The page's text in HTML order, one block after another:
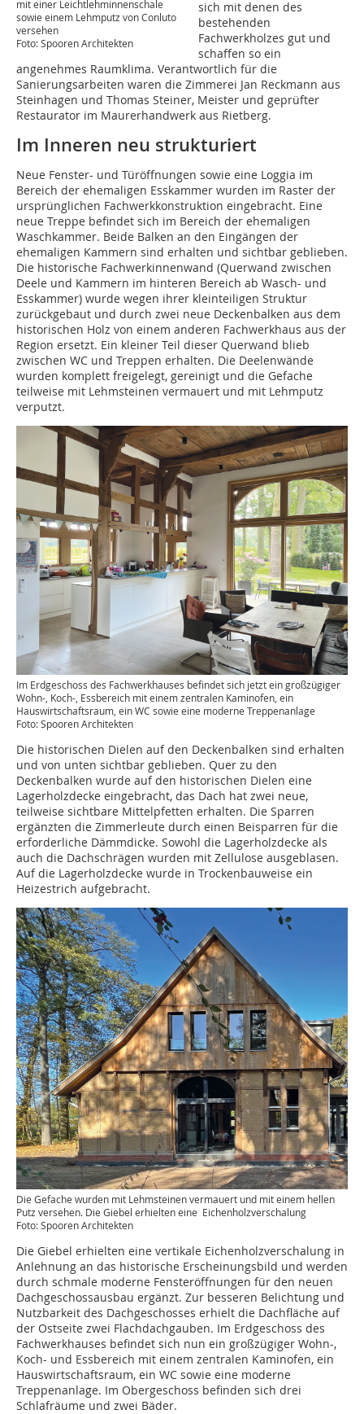
mit einer Leichtlehminnenschale
sowie einem Lehmputz von Conluto
versehen
Foto: Spooren Architekten
sich mit denen des
bestehenden
Fachwerkholzes gut und
schaffen so ein
angenehmes Raumklima. Verantwortlich für die
Sanierungsarbeiten waren die Zimmerei Jan Reckmann aus
Steinhagen und Thomas Steiner, Meister und geprüfter
Restaurator im Maurerhandwerk aus Rietberg.
Im Inneren neu strukturiert
Neue Fenster- und Türöffnungen sowie eine Loggia im
Bereich der ehemaligen Esskammer wurden im Raster der
ursprünglichen Fachwerkkonstruktion eingebracht. Eine
neue Treppe befindet sich im Bereich der ehemaligen
Waschkammer. Beide Balken an den Eingängen der
ehemaligen Kammern sind erhalten und sichtbar geblieben.
Die historische Fachwerkinnenwand (Querwand zwischen
Deele und Kammern im hinteren Bereich ab Wasch- und
Esskammer) wurde wegen ihrer kleinteiligen Struktur
zurückgebaut und durch zwei neue Deckenbalken aus dem
historischen Holz von einem anderen Fachwerkhaus aus der
Region ersetzt. Ein kleiner Teil dieser Querwand blieb
zwischen WC und Treppen erhalten. Die Deelenwände
wurden komplett freigelegt, gereinigt und die Gefache
teilweise mit Lehmsteinen vermauert und mit Lehmputz
verputzt.
Im Erdgeschoss des Fachwerkhauses befindet sich jetzt ein großzügiger
Wohn-, Koch-, Essbereich mit einem zentralen Kaminofen, ein
Hauswirtschaftsraum, ein WC sowie eine moderne Treppenanlage
Foto: Spooren Architekten
Die historischen Dielen auf den Deckenbalken sind erhalten
und von unten sichtbar geblieben. Quer zu den
Deckenbalken wurde auf den historischen Dielen eine
Lagerholzdecke eingebracht, das Dach hat zwei neue,
teilweise sichtbare Mittelpfetten erhalten. Die Sparren
ergänzten die Zimmerleute durch einen Beisparren für die
erforderliche Dämmdicke. Sowohl die Lagerholzdecke als
auch die Dachschrägen wurden mit Zellulose ausgeblasen.
Auf die Lagerholzdecke wurde in Trockenbauweise ein
Heizestrich aufgebracht.
Die Gefache wurden mit Lehmsteinen vermauert und mit einem hellen
Putz versehen. Die Giebel erhielten eine Eichenholzverschalung
Foto: Spooren Architekten
Die Giebel erhielten eine vertikale Eichenholzverschalung in
Anlehnung an das historische Erscheinungsbild und werden
durch schmale moderne Fensteröffnungen für den neuen
Dachgeschossausbau ergänzt. Zur besseren Belichtung und
Nutzbarkeit des Dachgeschosses erhielt die Dachfläche auf
der Ostseite zwei Flachdachgauben. Im Erdgeschoss des
Fachwerkhauses befindet sich nun ein großzügiger Wohn-,
Koch- und Essbereich mit einem zentralen Kaminofen, ein
Hauswirtschaftsraum, ein WC sowie eine moderne
Treppenanlage. Im Obergeschoss befinden sich drei
Schlafräume und zwei Bäder.